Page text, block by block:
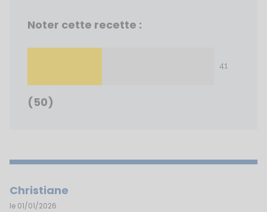
Noter cette recette :
41
(50)
Christiane
le 01/01/2026